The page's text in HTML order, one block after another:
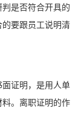
是否符合开具的
要跟员工说明清
证明，是用人单
。离职证明的作